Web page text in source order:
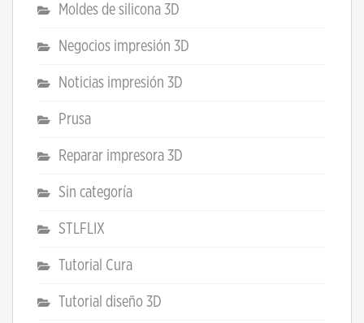
Moldes de silicona 3D
Negocios impresión 3D
Noticias impresión 3D
Prusa
Reparar impresora 3D
Sin categoría
STLFLIX
Tutorial Cura
Tutorial diseño 3D